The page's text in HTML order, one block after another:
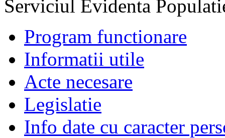
Serviciul Evidenta
Program functionare
Informatii utile
Acte necesare
Legislatie
Info date cu caracter